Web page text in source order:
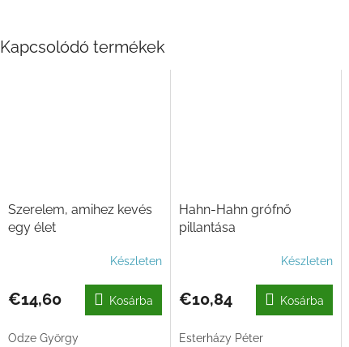
Kapcsolódó termékek
Szerelem, amihez kevés
egy élet
Készleten
€14,60 Kosárba
Odze György
Hahn-Hahn grófnő
pillantása
Készleten
€10,84 Kosárba
Esterházy Péter